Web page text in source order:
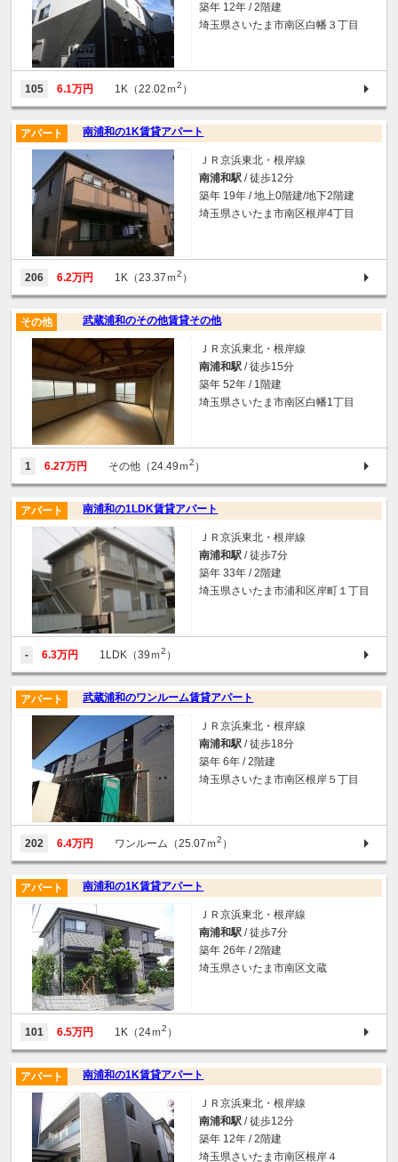
築年 12年 / 2階建
埼玉県さいたま市南区白幡３丁目
105 6.1万円 1K（22.02ｍ2 ）
南浦和の1K賃貸アパート
アパート
ＪＲ京浜東北・根岸線
南浦和駅 / 徒歩12分
築年 19年 / 地上0階建/地下2階建
埼玉県さいたま市南区根岸4丁目
206 6.2万円 1K（23.37ｍ2 ）
武蔵浦和のその他賃貸その他
その他
ＪＲ京浜東北・根岸線
南浦和駅 / 徒歩15分
築年 52年 / 1階建
埼玉県さいたま市南区白幡1丁目
1 6.27万円 その他（24.49ｍ2 ）
南浦和の1LDK賃貸アパート
アパート
ＪＲ京浜東北・根岸線
南浦和駅 / 徒歩7分
築年 33年 / 2階建
埼玉県さいたま市浦和区岸町１丁目
- 6.3万円 1LDK（39ｍ2 ）
武蔵浦和のワンルーム賃貸アパート
アパート
ＪＲ京浜東北・根岸線
南浦和駅 / 徒歩18分
築年 6年 / 2階建
埼玉県さいたま市南区根岸５丁目
202 6.4万円 ワンルーム（25.07ｍ2 ）
南浦和の1K賃貸アパート
アパート
ＪＲ京浜東北・根岸線
南浦和駅 / 徒歩7分
築年 26年 / 2階建
埼玉県さいたま市南区文蔵
101 6.5万円 1K（24ｍ2 ）
南浦和の1K賃貸アパート
アパート
ＪＲ京浜東北・根岸線
南浦和駅 / 徒歩12分
築年 12年 / 2階建
埼玉県さいたま市南区根岸４